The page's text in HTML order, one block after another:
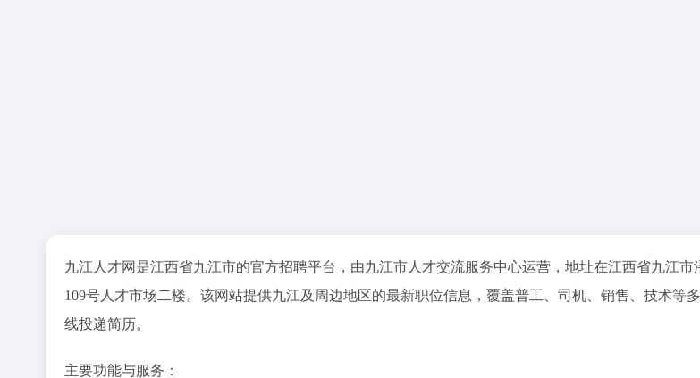
九江人才网是江西省九江市的官方招聘平台，由九江市人才交流服务中心运营，地址在江西省九江市
109号人才市场二楼。该网站提供九江及周边地区的最新职位信息，覆盖普工、司机、销售、技术等
线投递简历。
‌主要功能与服务‌：